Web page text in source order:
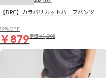
【DRC】カラバリカットハーフパンツ
19％OFF
￥879定価￥1,098